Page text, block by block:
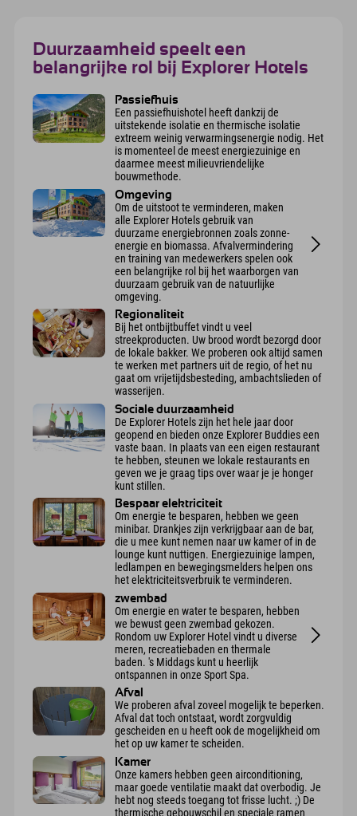
Duurzaamheid speelt een
belangrijke rol bij Explorer Hotels
Passiefhuis
Een passiefhuishotel heeft dankzij de
uitstekende isolatie en thermische isolatie
extreem weinig verwarmingsenergie nodig. Het
is momenteel de meest energiezuinige en
daarmee meest milieuvriendelijke
bouwmethode.
Omgeving
Om de uitstoot te verminderen, maken
alle Explorer Hotels gebruik van
duurzame energiebronnen zoals zonne-
energie en biomassa. Afvalvermindering
en training van medewerkers spelen ook
een belangrijke rol bij het waarborgen van
duurzaam gebruik van de natuurlijke
omgeving.
Regionaliteit
Bij het ontbijtbuffet vindt u veel
streekproducten. Uw brood wordt bezorgd door
de lokale bakker. We proberen ook altijd samen
te werken met partners uit de regio, of het nu
gaat om vrijetijdsbesteding, ambachtslieden of
wasserijen.
Sociale duurzaamheid
De Explorer Hotels zijn het hele jaar door
geopend en bieden onze Explorer Buddies een
vaste baan. In plaats van een eigen restaurant
te hebben, steunen we lokale restaurants en
geven we je graag tips over waar je je honger
kunt stillen.
Bespaar elektriciteit
Om energie te besparen, hebben we geen
minibar. Drankjes zijn verkrijgbaar aan de bar,
die u mee kunt nemen naar uw kamer of in de
lounge kunt nuttigen. Energiezuinige lampen,
ledlampen en bewegingsmelders helpen ons
het elektriciteitsverbruik te verminderen.
zwembad
Om energie en water te besparen, hebben
we bewust geen zwembad gekozen.
Rondom uw Explorer Hotel vindt u diverse
meren, recreatiebaden en thermale
baden. 's Middags kunt u heerlijk
ontspannen in onze Sport Spa.
Afval
We proberen afval zoveel mogelijk te beperken.
Afval dat toch ontstaat, wordt zorgvuldig
gescheiden en u heeft ook de mogelijkheid om
het op uw kamer te scheiden.
Kamer
Onze kamers hebben geen airconditioning,
maar goede ventilatie maakt dat overbodig. Je
hebt nog steeds toegang tot frisse lucht. ;) De
thermische gebouwschil en speciale ramen